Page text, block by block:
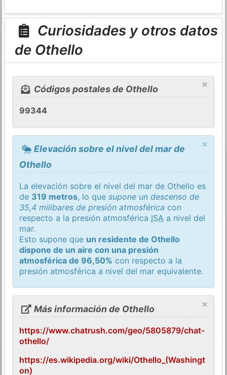
Curiosidades y otros datos
de Othello
×
Códigos postales de Othello
99344
×
Elevación sobre el nivel del mar de
Othello
La elevación sobre el nivel del mar de Othello es
de 319 metros, lo quesupone un descenso de
35,4 milibares de presión atmosférica con
respecto a la presión atmosférica ISA a nivel del
mar.
Esto supone que un residente de Othello
dispone de un aire con una presión
atmosférica de 96,50% con respecto a la
presión atmosférica a nivel del mar equivalente.
×
Más información de Othello
https://www.chatrush.com/geo/5805879/chat-
othello/
https://es.wikipedia.org/wiki/Othello_(Washingt
on)